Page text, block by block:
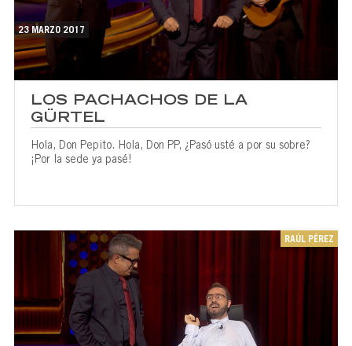
23 MARZO 2017
LOS PACHACHOS DE LA
GÜRTEL
Hola, Don Pepito. Hola, Don PP, ¿Pasó usté a por su sobre?
¡Por la sede ya pasé!
RAÚL PÉREZ